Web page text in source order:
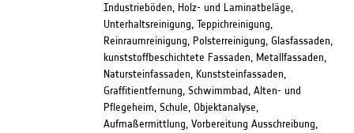
Industrieböden, Holz- und Laminatbeläge,
Unterhaltsreinigung, Teppichreinigung,
Reinraumreinigung, Polsterreinigung, Glasfassaden,
kunststoffbeschichtete Fassaden, Metallfassaden,
Natursteinfassaden, Kunststeinfassaden,
Graffitientfernung, Schwimmbad, Alten- und
Pflegeheim, Schule, Objektanalyse,
Aufmaßermittlung, Vorbereitung Ausschreibung,